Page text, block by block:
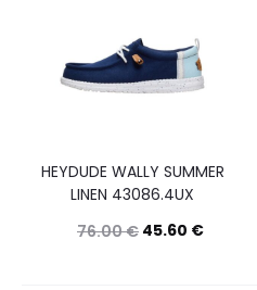
HEYDUDE WALLY SUMMER
LINEN 43086.4UX
76.00€ 45.60 €